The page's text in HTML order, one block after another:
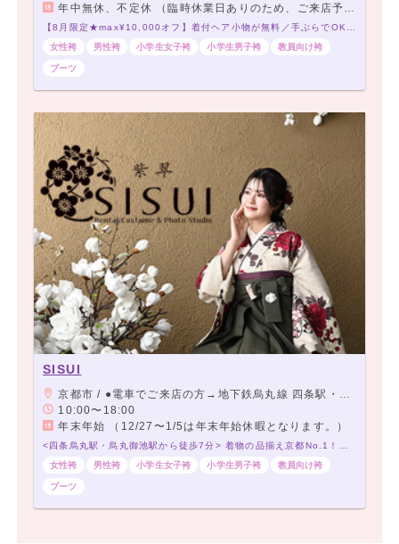
年中無休、不定休 （臨時休業日ありのため、ご来店予約をお願いいたします）
【8月限定★max¥10,000オフ】着付ヘア小物が無料／手ぶらでOK／5,000点の品揃え／当日アクセス◎大学すぐの着付会場
女性袴
男性袴 小学生女子袴 小学生男子袴 教員向け袴
ブーツ
SISUI
京都市 / ●電車でご来店の方→地下鉄烏丸線 四条駅・阪急京都線 烏丸駅下車 24番出口より室町通沿いを北へ徒歩7分 地下鉄烏丸線・東西線 烏丸御池駅 下車 6番出口より室町通沿い南へ徒歩5分 ●お車でご来店の方→室町御池交差点を南へ約400m
10:00〜18:00
年末年始 （12/27〜1/5は年末年始休暇となります。）
<四条烏丸駅・烏丸御池駅から徒歩7分> 着物の品揃え京都No.1！必ずお気に入りが見つかる♡
女性袴
男性袴 小学生女子袴 小学生男子袴 教員向け袴
ブーツ